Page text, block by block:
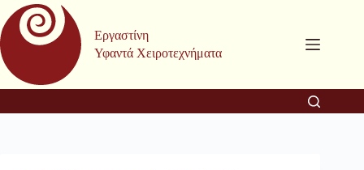
Μετάβαση
στο
περιεχόμενο
Εργαστίνη
Υφαντά Χειροτεχνήματα